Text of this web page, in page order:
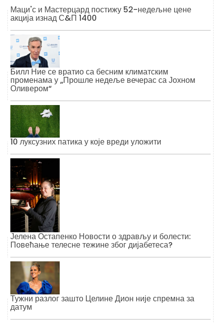
Маци'с и Мастерцард постижу 52-недељне цене
акција изнад С&П 1400
Билл Ние се вратио са бесним климатским
променама у „Прошле недеље вечерас са Јохном
Оливером“
10 луксузних патика у које вреди уложити
Јелена Остапенко Новости о здрављу и болести:
Повећање телесне тежине због дијабетеса?
Тужни разлог зашто Целине Дион није спремна за
датум